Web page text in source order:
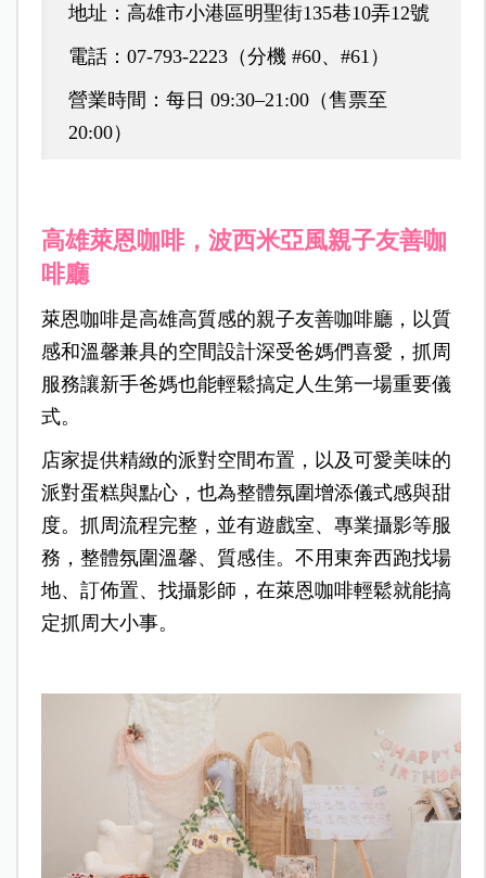
地址：高雄市小港區明聖街135巷10弄12號
電話：07‑793‑2223（分機 #60、#61）
營業時間：每日 09:30–21:00（售票至
20:00）
高雄萊恩咖啡，波西米亞風親子友善咖
啡廳
萊恩咖啡是高雄高質感的親子友善咖啡廳，以質
感和溫馨兼具的空間設計深受爸媽們喜愛，抓周
服務讓新手爸媽也能輕鬆搞定人生第一場重要儀
式。
店家提供精緻的派對空間布置，以及可愛美味的
派對蛋糕與點心，也為整體氛圍增添儀式感與甜
度。抓周流程完整，並有遊戲室、專業攝影等服
務，整體氛圍溫馨、質感佳。不用東奔西跑找場
地、訂佈置、找攝影師，在萊恩咖啡輕鬆就能搞
定抓周大小事。